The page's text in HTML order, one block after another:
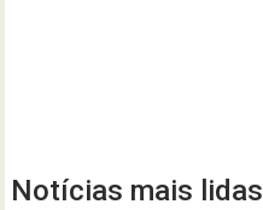
Notícias mais lidas